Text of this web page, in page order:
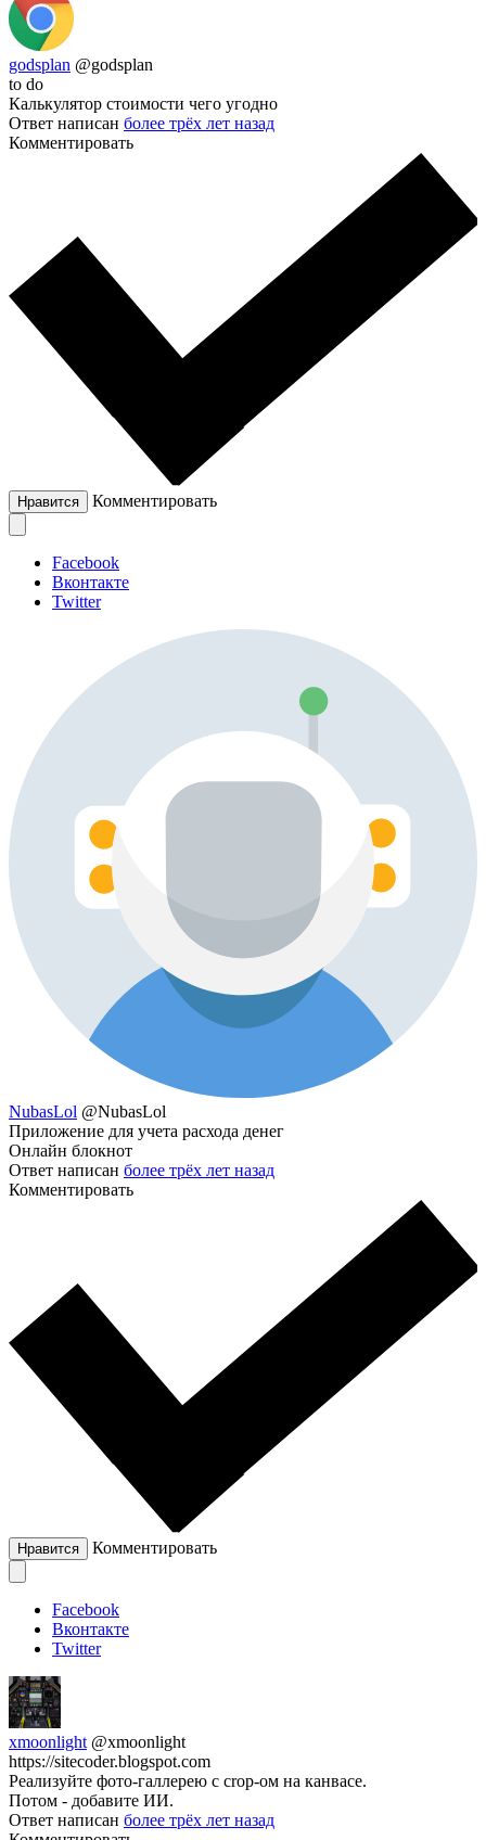
godsplan @godsplan
to do
Калькулятор стоимости чего угодно
Ответ написан более трёх лет назад
Комментировать
Нравится Комментировать
Facebook
Вконтакте
Twitter
NubasLol @NubasLol
Приложение для учета расхода денег
Онлайн блокнот
Ответ написан более трёх лет назад
Комментировать
Нравится Комментировать
Facebook
Вконтакте
Twitter
xmoonlight @xmoonlight
https://sitecoder.blogspot.com
Реализуйте фото-галлерею с crop-ом на канвасе.
Потом - добавите ИИ.
Ответ написан более трёх лет назад